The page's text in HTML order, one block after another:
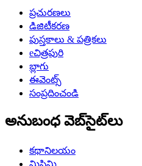
ప్రచురణలు
డిజిటీకరణ
పుస్తకాలు & పత్రికలు
eచిత్రపురి
బ్లాగు
ఈవెంట్స్
సంప్రదించండి
అనుబంధ వెబ్‌సైట్‌లు
కథానిలయం